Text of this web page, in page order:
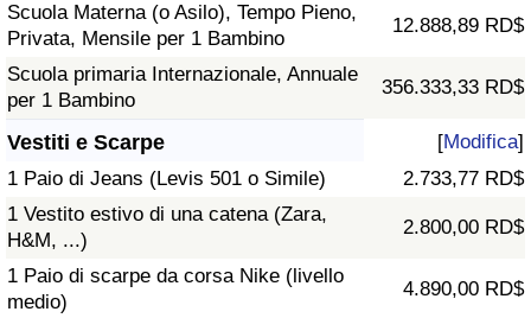
Scuola Materna (o Asilo), Tempo Pieno,
Privata, Mensile per 1 Bambino
12.888,89 RD$
Scuola primaria Internazionale, Annuale
per 1 Bambino
356.333,33 RD$
Vestiti e Scarpe [Modifica]
1 Paio di Jeans (Levis 501 o Simile)
2.733,77 RD$
1 Vestito estivo di una catena (Zara,
H&M, ...)
2.800,00 RD$
1 Paio di scarpe da corsa Nike (livello
medio)
4.890,00 RD$